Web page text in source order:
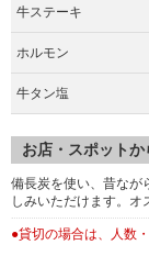
牛ステーキ
ホルモン
牛タン塩
お店・スポット
備長炭を使い、昔なが
しみいただけます。
●貸切の場合は、人数